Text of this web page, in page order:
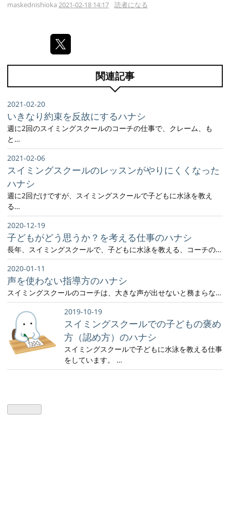
maskednishioka 2021-02-18 14:17 読者になる
関連記事
2021-02-20
いきなり約束を反故にするハナシ
週に2回のスイミングスクールのコーチの仕事で、クレーム、も
と…
2021-02-06
スイミングスクールのレッスンがやりにくくなった
ハナシ
週に2回だけですが、スイミングスクールで子どもに水泳を教え
る…
2020-12-19
子どもがどう思うか？を考える仕事のハナシ
長年、スイミングスクールで、子どもに水泳を教える、コーチの…
2020-01-11
声を使わない指導方のハナシ
スイミングスクールのコーチは、大きな声が出せないと務まらな…
2019-10-19
スイミングスクールでの子どもの褒め
方（認め方）のハナシ
スイミングスクールで子どもに水泳を教える仕事
をしています。 …